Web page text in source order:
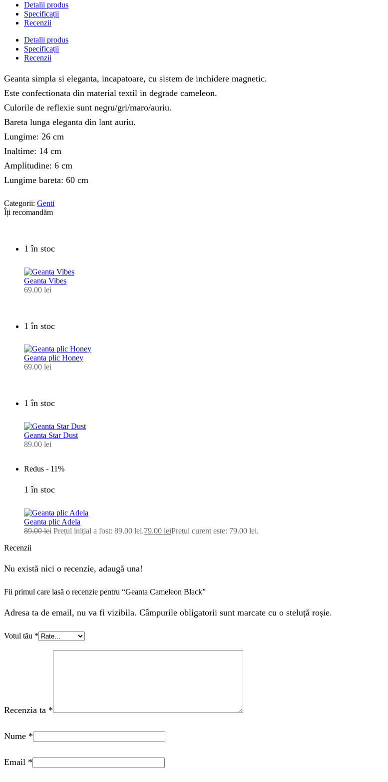
Detalii produs
Specificații
Recenzii
Detalii produs
Specificații
Recenzii
Geanta simpla si eleganta, incapatoare, cu sistem de inchidere magnetic.
Este confectionata din material textil in degrade cameleon.
Culorile de reflexie sunt negru/gri/maro/auriu.
Bareta lunga eleganta din lant auriu.
Lungime: 26 cm
Inaltime: 14 cm
Amplitudine: 6 cm
Lungime bareta: 60 cm
Categorii: Genti
Îți recomandăm
1 în stoc
Geanta Vibes
69.00 lei
1 în stoc
Geanta plic Honey
69.00 lei
1 în stoc
Geanta Star Dust
89.00 lei
Redus - 11%
1 în stoc
Geanta plic Adela
89.00lei Prețul inițial a fost: 89.00 lei.79.00 leiPrețul curent este: 79.00 lei.
Recenzii
Nu există nici o recenzie, adaugă una!
Fii primul care lasă o recenzie pentru “Geanta Cameleon Black”
Adresa ta de email, nu va fi vizibila. Câmpurile obligatorii sunt marcate cu o steluță roșie.
Votul tău *
Recenzia ta *
Nume *
Email *